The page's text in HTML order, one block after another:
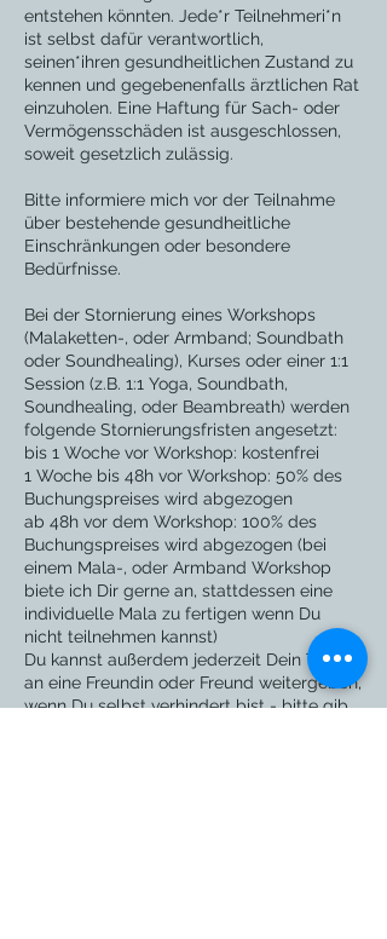
entstehen könnten. Jede*r Teilnehmeri*n
ist selbst dafür verantwortlich,
seinen*ihren gesundheitlichen Zustand zu
kennen und gegebenenfalls ärztlichen Rat
einzuholen. Eine Haftung für Sach- oder
Vermögensschäden ist ausgeschlossen,
soweit gesetzlich zulässig.
Bitte informiere mich vor der Teilnahme
über bestehende gesundheitliche
Einschränkungen oder besondere
Bedürfnisse.
Bei der Stornierung eines Workshops
(Malaketten-, oder Armband; Soundbath
oder Soundhealing), Kurses oder einer 1:1
Session (z.B. 1:1 Yoga, Soundbath,
Soundhealing, oder Beambreath) werden
folgende Stornierungsfristen angesetzt:
bis 1 Woche vor Workshop: kostenfrei
1 Woche bis 48h vor Workshop: 50% des
Buchungspreises wird abgezogen
ab 48h vor dem Workshop: 100% des
Buchungspreises wird abgezogen (bei
einem Mala-, oder Armband Workshop
biete ich Dir gerne an, stattdessen eine
individuelle Mala zu fertigen wenn Du
nicht teilnehmen kannst)
Du kannst außerdem jederzeit Dein Ticket
an eine Freundin oder Freund weitergeben,
wenn Du selbst verhindert bist - bitte gib